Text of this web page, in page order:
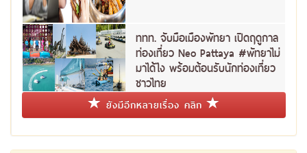
ททท. จับมือเมืองพัทยา เปิดฤดูกาล
ท่องเที่ยว Neo Pattaya #พัทยาไม่
มาได้ไง พร้อมต้อนรับนักท่องเที่ยว
ชาวไทย
ยังมีอีกหลายเรื่อง คลิก